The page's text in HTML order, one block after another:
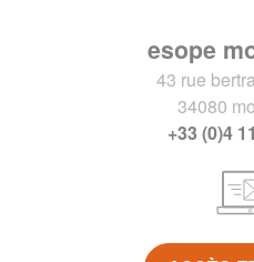
esope
43 rue
34080
+33 (0)4